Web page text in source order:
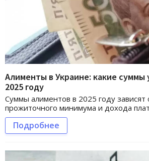
Алименты в Украине: какие суммы
2025 году
Суммы алиментов в 2025 году зависят
прожиточного минимума и дохода
Подробнее